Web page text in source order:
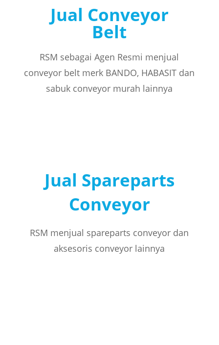
Jual Conveyor
Belt
RSM sebagai Agen Resmi menjual
conveyor belt merk BANDO, HABASIT dan
sabuk conveyor murah lainnya
Jual Spareparts
Conveyor
RSM menjual spareparts conveyor dan
aksesoris conveyor lainnya